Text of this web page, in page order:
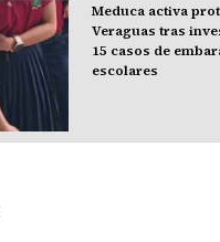
Meduca activa
Veraguas tras
15 casos de
escolares